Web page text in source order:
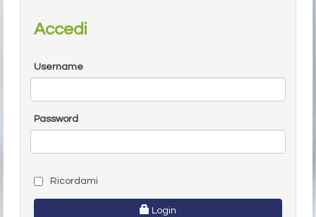
Accedi
Username
Password
Ricordami
Login